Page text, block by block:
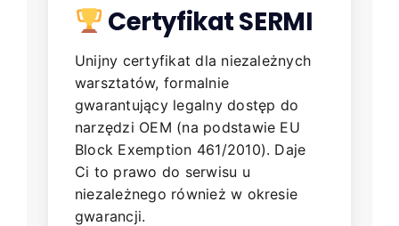
Certyfikat SERMI
Unijny certyfikat dla niezależnych
warsztatów, formalnie
gwarantujący legalny dostęp do
narzędzi OEM (na podstawie EU
Block Exemption 461/2010). Daje
Ci to prawo do serwisu u
niezależnego również w okresie
gwarancji.